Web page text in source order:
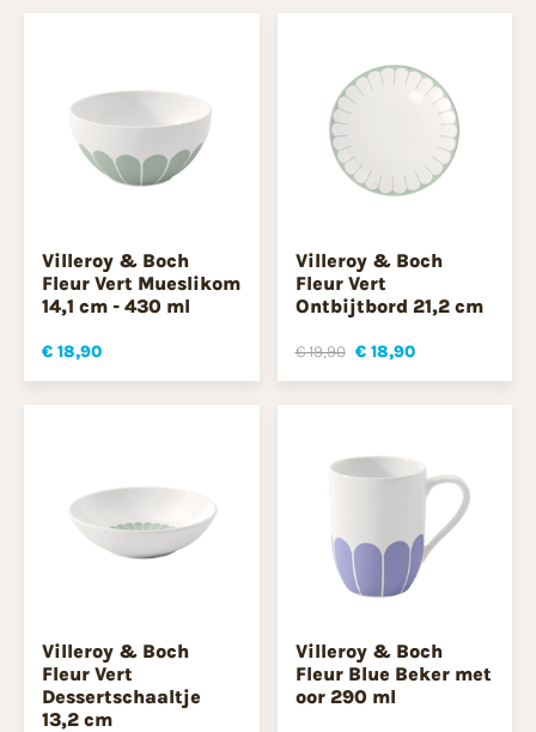
Villeroy & Boch
Fleur Vert Mueslikom
14,1 cm - 430 ml
€ 18,90
Villeroy & Boch
Fleur Vert
Ontbijtbord 21,2 cm
€ 19,90 € 18,90
Villeroy & Boch
Fleur Vert
Dessertschaaltje
13,2 cm
Villeroy & Boch
Fleur Blue Beker met
oor 290 ml